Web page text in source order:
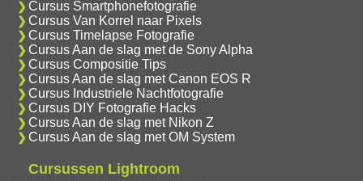
Cursus Smartphonefotografie
Cursus Van Korrel naar Pixels
Cursus Timelapse Fotografie
Cursus Aan de slag met de Sony Alpha
Cursus Compositie Tips
Cursus Aan de slag met Canon EOS R
Cursus Industriele Nachtfotografie
Cursus DIY Fotografie Hacks
Cursus Aan de slag met Nikon Z
Cursus Aan de slag met OM System
Cursussen Lightroom